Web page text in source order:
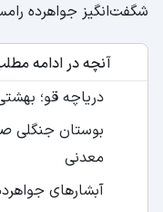
شگفت‌انگیز جواهرده
آنچه در ادامه
دریاچه قو؛
بوستان جنگلی
معدنی
آبشارهای